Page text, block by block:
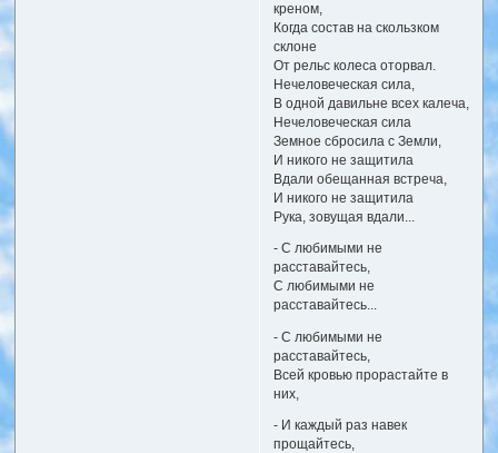
креном,
Когда состав на скользком
склоне
От рельс колеса оторвал.
Нечеловеческая сила,
В одной давильне всех калеча,
Нечеловеческая сила
Земное сбросила с Земли,
И никого не защитила
Вдали обещанная встреча,
И никого не защитила
Рука, зовущая вдали...
- С любимыми не
расставайтесь,
С любимыми не
расставайтесь...
- С любимыми не
расставайтесь,
Всей кровью прорастайте в
них,
- И каждый раз навек
прощайтесь,